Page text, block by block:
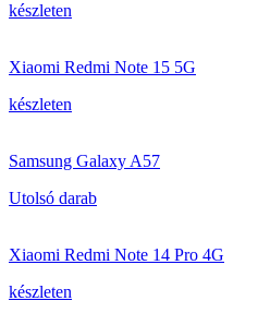
készleten
Xiaomi Redmi Note 15 5G
készleten
Samsung Galaxy A57
Utolsó darab
Xiaomi Redmi Note 14 Pro 4G
készleten